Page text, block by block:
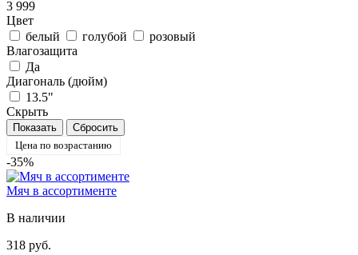
3 999
Цвет
белый
голубой
розовый
Влагозащита
Да
Диагональ (дюйм)
13.5"
Скрыть
Цена по возрастанию
-35%
Мяч в ассортименте
В наличии
318 руб.